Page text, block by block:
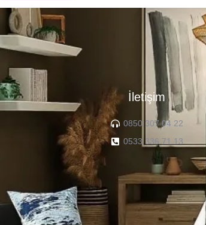
İletişim
0850 307 04 22
0533 336 71 13